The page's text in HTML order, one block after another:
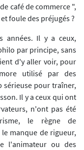
café de commerce ",
foule des préjugés ?
années. Il y a ceux,
par principe, sans
d'y aller voir, pour
utilisé par des
sérieuse pour traîner,
Il y a ceux qui ont
n'ont pas été
le règne de
manque de rigueur,
l'animateur ou des